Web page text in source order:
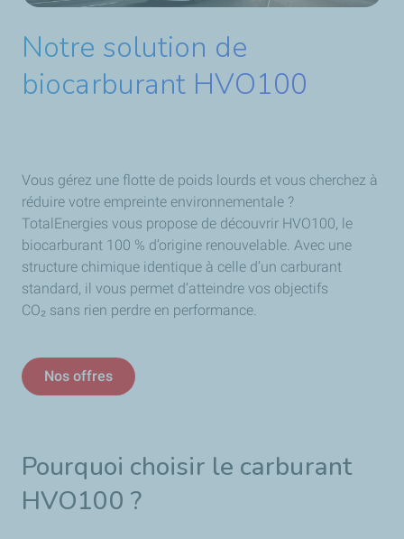
Notre solution de
biocarburant HVO100
Vous gérez une flotte de poids lourds et vous cherchez à
réduire votre empreinte environnementale ?
TotalEnergies vous propose de découvrir HVO100, le
biocarburant 100 % d’origine renouvelable. Avec une
structure chimique identique à celle d’un carburant
standard, il vous permet d’atteindre vos objectifs
CO₂ sans rien perdre en performance.
Nos offres
Pourquoi choisir le carburant
HVO100 ?